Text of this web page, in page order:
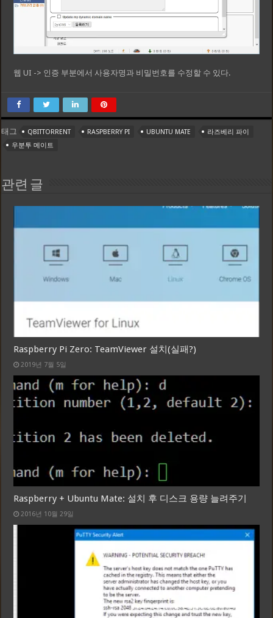
웹 UI -> 인증 부분에서 사용자명과 비밀번호를 수정할 수 있다.
태그 QBITTORRENT RASPBERRY PI UBUNTU MATE
라즈베리 파이
우분투 메이트
관련 글
Raspberry Pi Zero: TeamViewer 설치(실패?)
2019년 7월 5일
Raspberry + Ubuntu Mate: 설치 후 디스크 용량 늘려주기
2016년 10월 29일